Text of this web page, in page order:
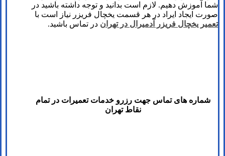
شما آموزش دهیم. لازم است بدانید و توجه داشته باشید در
صورت ایجاد ایراد در هر قسمت یخچال فریزر نیاز است با
تعمیر یخچال فریزر آدمیرال در تهران در تماس باشید.
شماره های تماس​ جهت رزرو خدمات تعمیرات در تمام
نقاط تهران